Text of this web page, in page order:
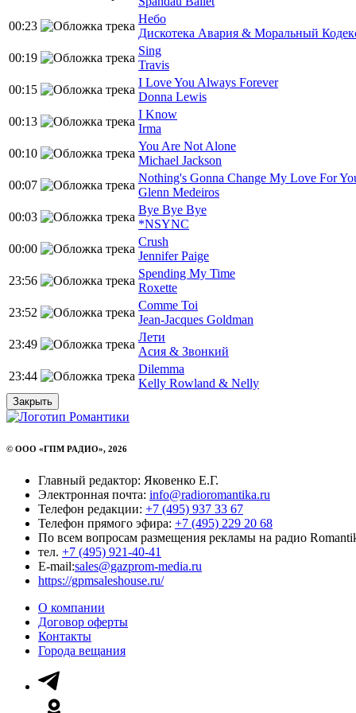
00:23
Небо
Дискотека Авария & Моральный
00:19
Sing
Travis
00:15
I Love You Always Forever
Donna Lewis
00:13
I Know
Irma
00:10
You Are Not Alone
Michael Jackson
00:07
Nothing's Gonna Change My Love For
Glenn Medeiros
00:03
Bye Bye Bye
*NSYNC
00:00
Crush
Jennifer Paige
23:56
Spending My Time
Roxette
23:52
Comme Toi
Jean-Jacques Goldman
23:49
Лети
Асия & Звонкий
23:44
Dilemma
Kelly Rowland & Nelly
Закрыть
© ООО «ГПМ РАДИО», 2026
Главный редактор: Яковенко Е.Г.
Электронная почта: info@radioromantika.ru
Телефон редакции: +7 (495) 937 33 67
Телефон прямого эфира: +7 (495) 229 20 68
По всем вопросам размещения рекламы на радио
тел. +7 (495) 921-40-41
E-mail:sales@gazprom-media.ru
https://gpmsaleshouse.ru/
О компании
Договор оферты
Контакты
Города вещания